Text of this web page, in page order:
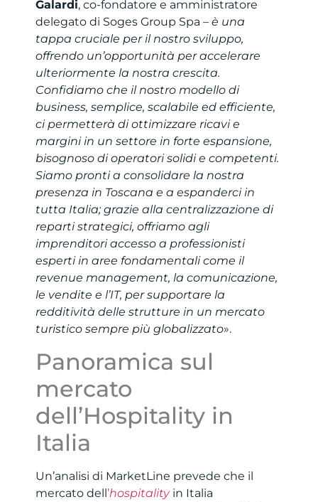
Galardi, co-fondatore e amministratore
delegato di Soges Group Spa – è una
tappa cruciale per il nostro sviluppo,
offrendo un’opportunità per accelerare
ulteriormente la nostra crescita.
Confidiamo che il nostro modello di
business, semplice, scalabile ed efficiente,
ci permetterà di ottimizzare ricavi e
margini in un settore in forte espansione,
bisognoso di operatori solidi e competenti.
Siamo pronti a consolidare la nostra
presenza in Toscana e a espanderci in
tutta Italia; grazie alla centralizzazione di
reparti strategici, offriamo agli
imprenditori accesso a professionisti
esperti in aree fondamentali come il
revenue management, la comunicazione,
le vendite e l’IT, per supportare la
redditività delle strutture in un mercato
turistico sempre più globalizzato».
Panoramica sul
mercato
dell’Hospitality in
Italia
Un’analisi di MarketLine prevede che il
mercato dell’hospitalityin Italia